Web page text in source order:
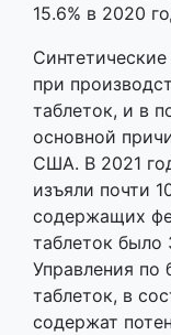
15.6% в 2020
при
таблеток, и в
основной
США. В 2021
изъяли почти
содержащих
таблеток
Управления по
таблеток, в
содержат